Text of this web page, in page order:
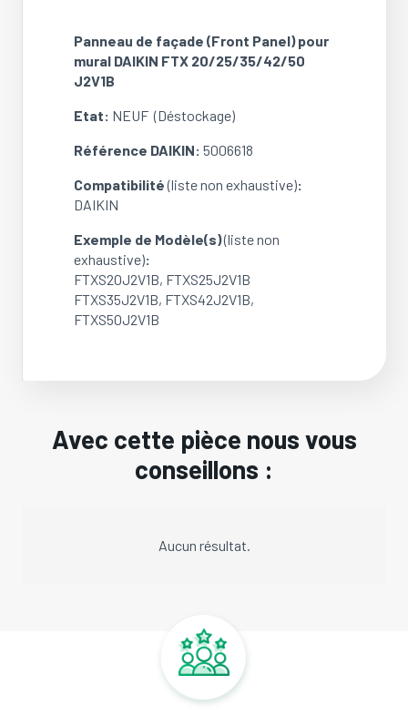
pour
mural
DAIKIN
(NEUF)
Panneau de façade (Front Panel) pour
mural DAIKIN FTX 20/25/35/42/50
J2V1B
Etat: NEUF (Déstockage)
Référence DAIKIN: 5006618
Compatibilité(liste non exhaustive):
DAIKIN
Exemple de Modèle(s)(liste non
exhaustive):
FTXS20J2V1B, FTXS25J2V1B
FTXS35J2V1B, FTXS42J2V1B,
FTXS50J2V1B
Avec cette pièce nous vous
conseillons :
Aucun résultat.